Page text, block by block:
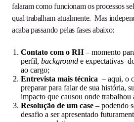
falaram como funcionam os processos
qual trabalham atualmente. Mas
acaba passando pelas fases abaixo:
Contato com o RH– momento
perfil, background e expectativas
ao cargo;
Entrevista mais técnica – aqui, o
preparar para falar de sua história,
impacto que causou onde trabalhou
Resolução de um case – podendo
desafio a ser apresentado